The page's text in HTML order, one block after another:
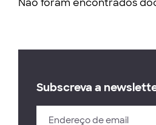
Não foram encontrados
Subscreva a